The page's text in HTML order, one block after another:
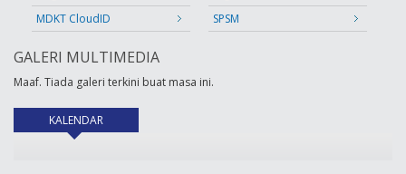
MDKT CloudID
SPSM
GALERI MULTIMEDIA
Maaf. Tiada galeri terkini buat masa ini.
KALENDAR(tab aktif)